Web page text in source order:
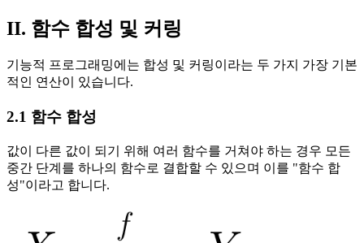
II. 함수 합성 및 커링
기능적 프로그래밍에는 합성 및 커링이라는 두 가지 가장 기본
적인 연산이 있습니다.
2.1 함수 합성
값이 다른 값이 되기 위해 여러 함수를 거쳐야 하는 경우 모든
중간 단계를 하나의 함수로 결합할 수 있으며 이를 "함수 합
성"이라고 합니다.